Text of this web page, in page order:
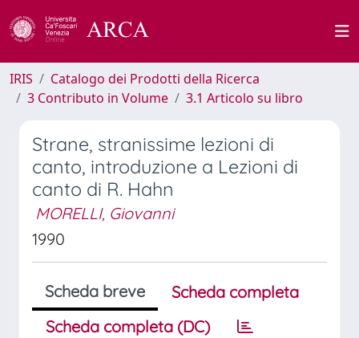
IRIS
Catalogo dei Prodotti della Ricerca
3 Contributo in Volume
3.1 Articolo su libro
Strane, stranissime lezioni di
canto, introduzione a Lezioni di
canto di R. Hahn
MORELLI, Giovanni
1990
Scheda breve
Scheda completa
Scheda completa (DC)